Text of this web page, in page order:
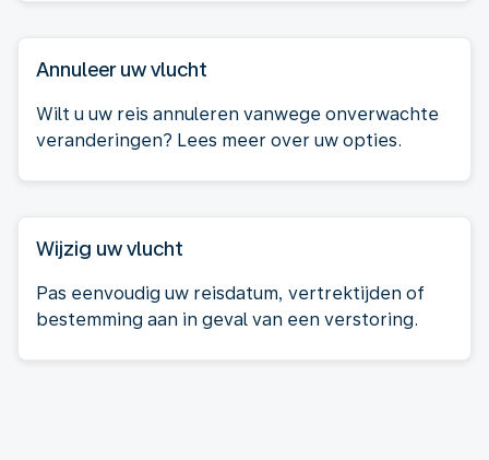
Annuleer uw vlucht
Wilt u uw reis annuleren vanwege onverwachte
veranderingen? Lees meer over uw opties.
Wijzig uw vlucht
Pas eenvoudig uw reisdatum, vertrektijden of
bestemming aan in geval van een verstoring.